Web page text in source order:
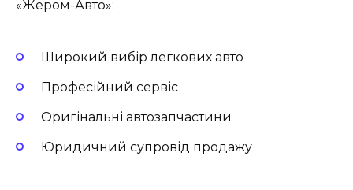
«Жером-Авто»:
Широкий вибір легкових авто
Професійний сервіс
Оригінальні автозапчастини
Юридичний супровід продажу